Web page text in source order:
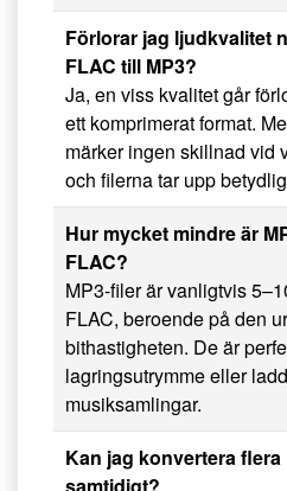
Förlorar jag ljudkvalitet
FLAC till MP3?
Ja, en viss kvalitet går
ett komprimerat format.
märker ingen skillnad vid
och filerna tar upp
Hur mycket mindre är
FLAC?
MP3-filer är vanligtvis
FLAC, beroende på den
bithastigheten. De är
lagringsutrymme eller
musiksamlingar.
Kan jag konvertera